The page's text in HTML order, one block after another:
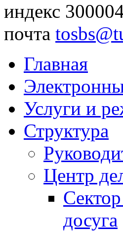
индекс
почта
Главная
Услуги и
Структура
Центр
досуга